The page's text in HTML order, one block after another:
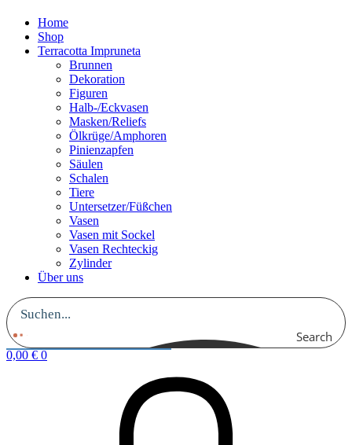
Home
Shop
Terracotta Impruneta
Brunnen
Dekoration
Figuren
Halb-/Eckvasen
Masken/Reliefs
Ölkrüge/Amphoren
Pinienzapfen
Säulen
Schalen
Tiere
Untersetzer/Füßchen
Vasen
Vasen mit Sockel
Vasen Rechteckig
Zylinder
Über uns
Search
0,00 € 0